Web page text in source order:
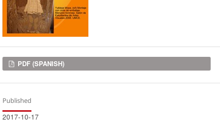
Downloads
PDF (SPANISH)
Published
2017-10-17